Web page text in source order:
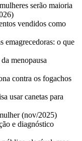
serão maioria
vendidos como
o que
menopausa
contra os fogachos
usar canetas para
(nov/2025)
e diagnóstico